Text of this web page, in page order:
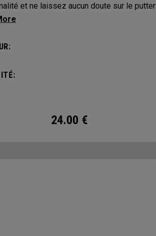
et ne laissez aucun doute sur le putter
appartient. Protégez votre putter avec ces
24.00 €